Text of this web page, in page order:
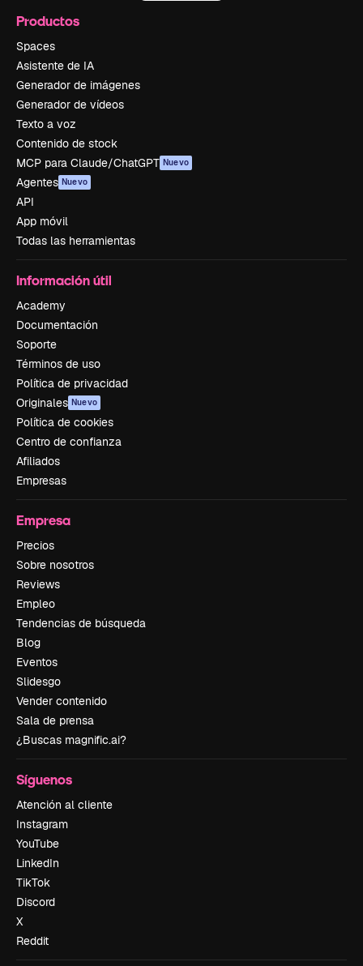
Productos
Spaces
Asistente de IA
Generador de imágenes
Generador de vídeos
Texto a voz
Contenido de stock
MCP para Claude/ChatGPT Nuevo
Agentes Nuevo
API
App móvil
Todas las herramientas
Información útil
Academy
Documentación
Soporte
Términos de uso
Política de privacidad
Originales Nuevo
Política de cookies
Centro de confianza
Afiliados
Empresas
Empresa
Precios
Sobre nosotros
Reviews
Empleo
Tendencias de búsqueda
Blog
Eventos
Slidesgo
Vender contenido
Sala de prensa
¿Buscas magnific.ai?
Síguenos
Atención al cliente
Instagram
YouTube
LinkedIn
TikTok
Discord
X
Reddit